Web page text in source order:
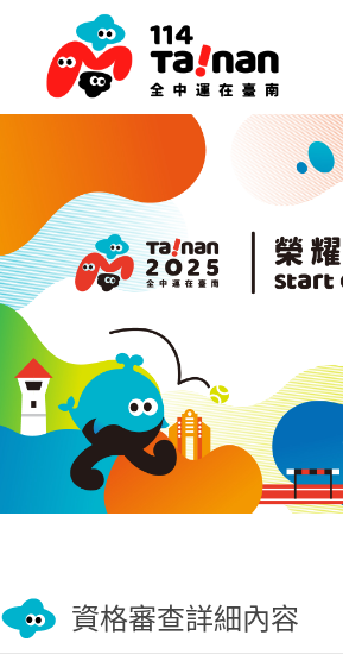
資格審查詳細內容